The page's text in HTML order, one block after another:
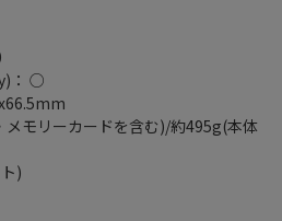
： ○
モリーカードを含む)/約495g(本体
)